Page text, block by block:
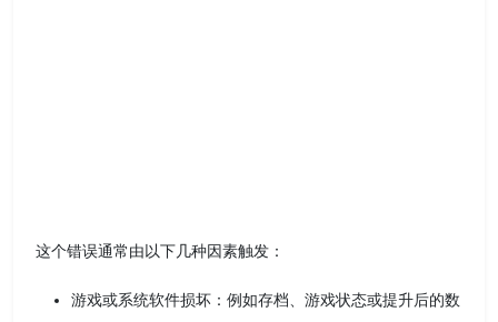
这个错误通常由以下几种因素触发：
游戏或系统软件损坏：例如存档、游戏状态或提升后的数